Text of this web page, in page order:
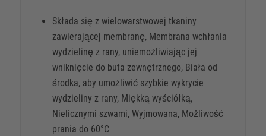
Składa się z wielowarstwowej tkaniny
zawierającej membranę, Membrana wchłania
wydzielinę z rany, uniemożliwiając jej
wniknięcie do buta zewnętrznego, Biała od
środka, aby umożliwić szybkie wykrycie
wydzieliny z rany, Miękką wyściółką,
Nielicznymi szwami, Wyjmowana, Możliwość
prania do 60°C